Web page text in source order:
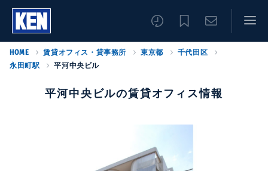
HOME 賃貸オフィス・貸事務所 東京都
千代田区
永田町駅
平河中央ビル
平河中央ビルの賃貸オフィス情報